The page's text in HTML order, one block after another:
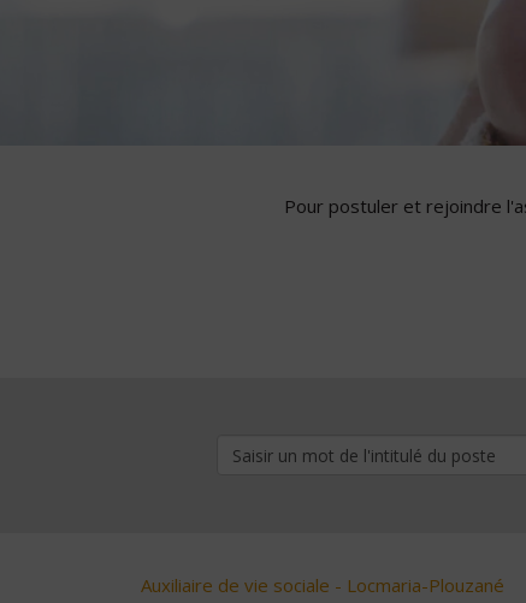
Pour postuler et rejoindre
Auxiliaire de vie sociale - Locmaria-Plouzané